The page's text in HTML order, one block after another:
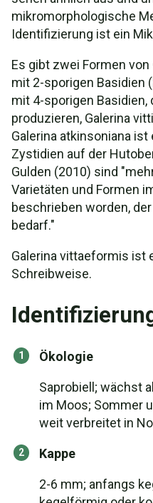
mikromorphologische
Identifizierung ist ein
Es gibt zwei Formen
mit 2-sporigen Basidien
mit 4-sporigen Basidien,
produzieren, Galerina
Galerina atkinsoniana
Zystidien auf der
Gulden (2010) sind
Varietäten und Formen
beschrieben worden,
bedarf."
Galerina vittaeformis ist
Schreibweise.
Ökologie
Saprobiell; wächst
im Moos; Sommer
weit verbreitet in
Kappe
2-6 mm; anfangs